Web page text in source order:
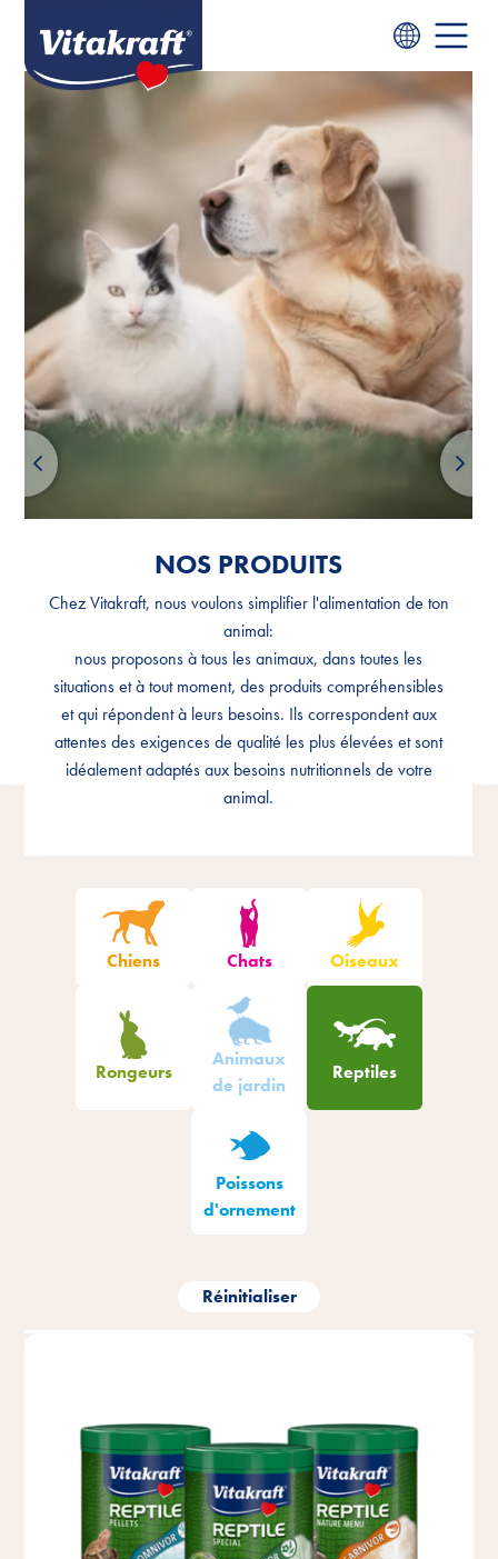
NOS PRODUITS
Chez Vitakraft, nous voulons simplifier l'alimentation de ton
animal:
nous proposons à tous les animaux, dans toutes les
situations et à tout moment, des produits compréhensibles
et qui répondent à leurs besoins. Ils correspondent aux
attentes des exigences de qualité les plus élevées et sont
idéalement adaptés aux besoins nutritionnels de votre
animal.
NOS PRODUITS
Chez Vitakraft, nous voulons simplifier l'alimentation de ton
animal:
nous proposons à tous les animaux, dans toutes les
situations et à tout moment, des produits compréhensibles
et qui répondent à leurs besoins. Ils correspondent aux
attentes des exigences de qualité les plus élevées et sont
idéalement adaptés aux besoins nutritionnels de votre
animal.
Chiens Chats Oiseaux
Rongeurs
Animaux
de jardin
Reptiles
Poissons
d'ornement
Réinitialiser